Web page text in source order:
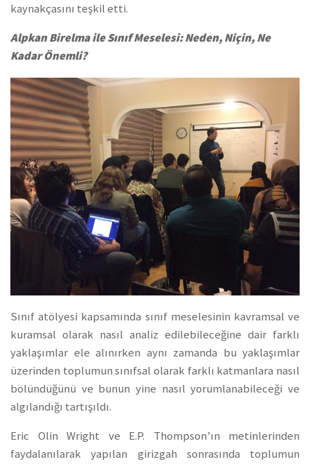
kaynakçasını teşkil etti.
Alpkan Birelma ile Sınıf Meselesi: Neden, Niçin, Ne
Kadar Önemli?
Sınıf atölyesi kapsamında sınıf meselesinin kavramsal ve
kuramsal olarak nasıl analiz edilebileceğine dair farklı
yaklaşımlar ele alınırken aynı zamanda bu yaklaşımlar
üzerinden toplumun sınıfsal olarak farklı katmanlara nasıl
bölündüğünü ve bunun yine nasıl yorumlanabileceği ve
algılandığı tartışıldı.
Eric Olin Wright ve E.P. Thompson’ın metinlerinden
faydalanılarak yapılan girizgah sonrasında toplumun